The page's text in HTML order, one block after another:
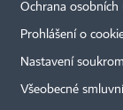
Ochrana osobních
Prohlášení o
Nastavení
Všeobecné